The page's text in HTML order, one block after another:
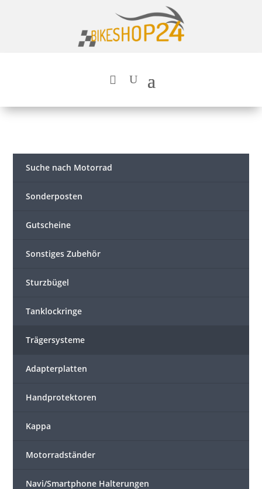
Suche nach Motorrad
Sonderposten
Gutscheine
Sonstiges Zubehör
Sturzbügel
Tanklockringe
Trägersysteme
Adapterplatten
Handprotektoren
Kappa
Motorradständer
Navi/Smartphone Halterungen